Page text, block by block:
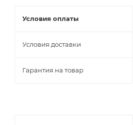
Условия оплаты
Условия доставки
Гарантия на товар